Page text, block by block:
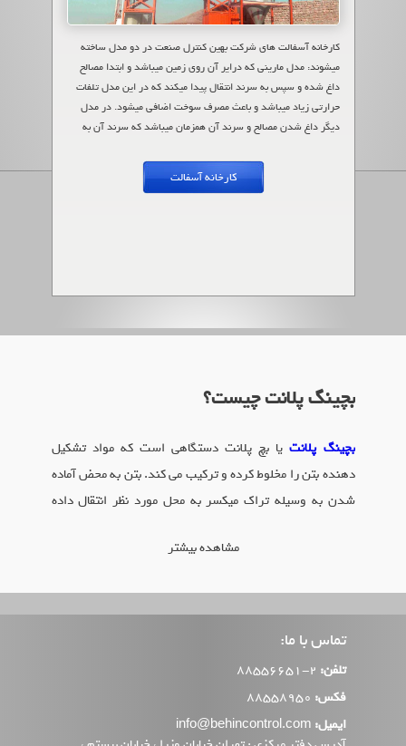
کارخانه آسفالت های شرکت بهین کنترل صنعت در دو مدل ساخته
میشوند: مدل مارینی که درایر آن روی زمین میباشد و ابتدا مصالح
داغ شده و سپس به سرند انتقال پیدا میکند که در این مدل تلفات
حرارتی زیاد میباشد و باعث مصرف سوخت اضافی میشود. در مدل
دیگر داغ شدن مصالح و سرند آن همزمان میباشد که سرند آن به
استهلاک دستگاه به خصوص سرند و الواتور مصالح به حداقل میرسد.
کارخانه آسفالت
بچینگ پلانتچیست؟
بچینگ پلانتیا بچ پلانت دستگاهی است که مواد تشکیل
دهنده بتن را مخلوط کرده و ترکیب می کند. بتن به محض آماده
شدن به وسیله تراک میکسر به محل مورد نظر انتقال داده
صرفه جویی در زمان و هزینه می گردد.
انواعبچینگ پلنت
انواع مختلفی از
متفاوت در صنعت ساخت و ساز هستند که به شرح ذیل
میباشند:
مشاهده بیشتر
تماس با ما:
تلفن:
فکس:
ایمیل: info@behincontrol.com